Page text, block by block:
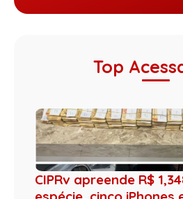
Top
CIPRv apreende R$